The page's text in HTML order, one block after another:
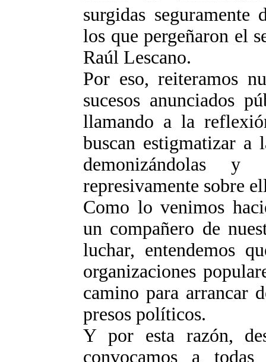
surgidas seguramente
los que pergeñaron el
Raúl Lescano.
Por eso, reiteramos
sucesos anunciados
llamando a la
buscan estigmatizar a
demonizándolas y
represivamente sobre
Como lo venimos
un compañero de
luchar, entendemos
organizaciones
camino para arrancar
presos políticos.
Y por esta razón,
convocamos a todas